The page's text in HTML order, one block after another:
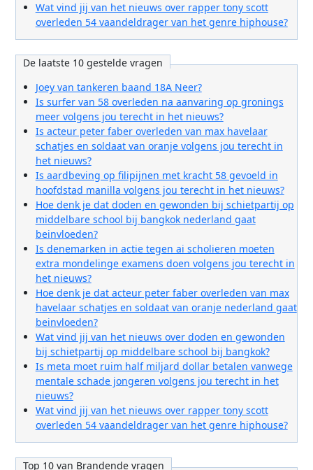
Wat vind jij van het nieuws over rapper tony scott
overleden 54 vaandeldrager van het genre hiphouse?
De laatste 10 gestelde vragen
Joey van tankeren baand 18A Neer?
Is surfer van 58 overleden na aanvaring op gronings
meer volgens jou terecht in het nieuws?
Is acteur peter faber overleden van max havelaar
schatjes en soldaat van oranje volgens jou terecht in
het nieuws?
Is aardbeving op filipijnen met kracht 58 gevoeld in
hoofdstad manilla volgens jou terecht in het nieuws?
Hoe denk je dat doden en gewonden bij schietpartij op
middelbare school bij bangkok nederland gaat
beinvloeden?
Is denemarken in actie tegen ai scholieren moeten
extra mondelinge examens doen volgens jou terecht in
het nieuws?
Hoe denk je dat acteur peter faber overleden van max
havelaar schatjes en soldaat van oranje nederland gaat
beinvloeden?
Wat vind jij van het nieuws over doden en gewonden
bij schietpartij op middelbare school bij bangkok?
Is meta moet ruim half miljard dollar betalen vanwege
mentale schade jongeren volgens jou terecht in het
nieuws?
Wat vind jij van het nieuws over rapper tony scott
overleden 54 vaandeldrager van het genre hiphouse?
Top 10 van Brandende vragen